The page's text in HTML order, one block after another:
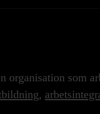
organisation som
,